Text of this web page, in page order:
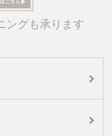
ングも承ります